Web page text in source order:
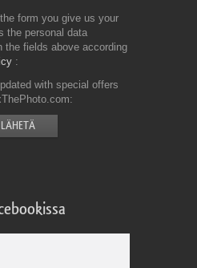
form you give us your
the personal data
the fields above according
with special offers